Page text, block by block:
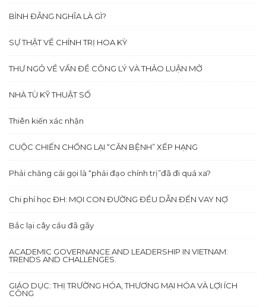
BÌNH ĐẲNG NGHĨA LÀ GÌ?
SỰ THẬT VỀ CHÍNH TRỊ HOA KỲ
THƯ NGỎ VỀ VẤN ĐỀ CÔNG LÝ VÀ THẢO LUẬN MỞ
NHÀ TÙ KỸ THUẬT SỐ
Thiên kiến xác nhận
CUỘC CHIẾN CHỐNG LẠI “CĂN BỆNH” XẾP HẠNG
Phải chăng cái gọi là “phải đạo chính trị”đã đi quá xa?
Chi phí học ĐH: MỌI CON ĐƯỜNG ĐỀU DẪN ĐẾN VAY NỢ
Bắc lại cây cầu đã gãy
ACADEMIC GOVERNANCE AND LEADERSHIP IN VIETNAM:
TRENDS AND CHALLENGES.
GIÁO DỤC: THỊ TRƯỜNG HÓA, THƯƠNG MẠI HÓA VÀ LỢI ÍCH
CÔNG